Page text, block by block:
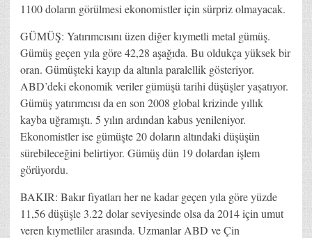
1100 doların görülmesi ekonomistler için sürpriz olmayacak.
GÜMÜŞ: Yatırımcısını üzen diğer kıymetli metal gümüş.
Gümüş geçen yıla göre 42,28 aşağıda. Bu oldukça yüksek bir
oran. Gümüşteki kayıp da altınla paralellik gösteriyor.
ABD’deki ekonomik veriler gümüşü tarihi düşüşler yaşatıyor.
Gümüş yatırımcısı da en son 2008 global krizinde yıllık
kayba uğramıştı. 5 yılın ardından kabus yenileniyor.
Ekonomistler ise gümüşte 20 doların altındaki düşüşün
sürebileceğini belirtiyor. Gümüş dün 19 dolardan işlem
görüyordu.
BAKIR: Bakır fiyatları her ne kadar geçen yıla göre yüzde
11,56 düşüşle 3.22 dolar seviyesinde olsa da 2014 için umut
veren kıymetliler arasında. Uzmanlar ABD ve Çin